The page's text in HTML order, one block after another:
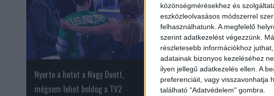
közönségmérésekhez és
eszközleolvasásos módszerrel
felhasználhatunk. A megfelelő
szerint adatkezelést végezzünk.
részletesebb információkhoz
adatainak bizonyos kezeléséhez
ilyen jellegű adatkezelés ellen. A
preferenciáit, vagy visszavonhatja
található "Adatvédelem" gombra.
Nyerte a hetet a Nagy Duett,
mégsem lehet boldog a TV2
Xbox játékélményt kínál az LG az
okostévéin